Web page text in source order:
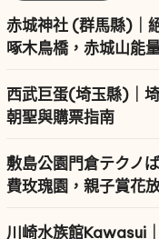
赤城神社 (群馬縣)｜
啄木鳥橋，赤城山能
西武巨蛋(埼玉縣)｜
朝聖與購票指南
敷島公園門倉テクノ
費玫瑰園，親子賞花
川崎水族館Kawasui